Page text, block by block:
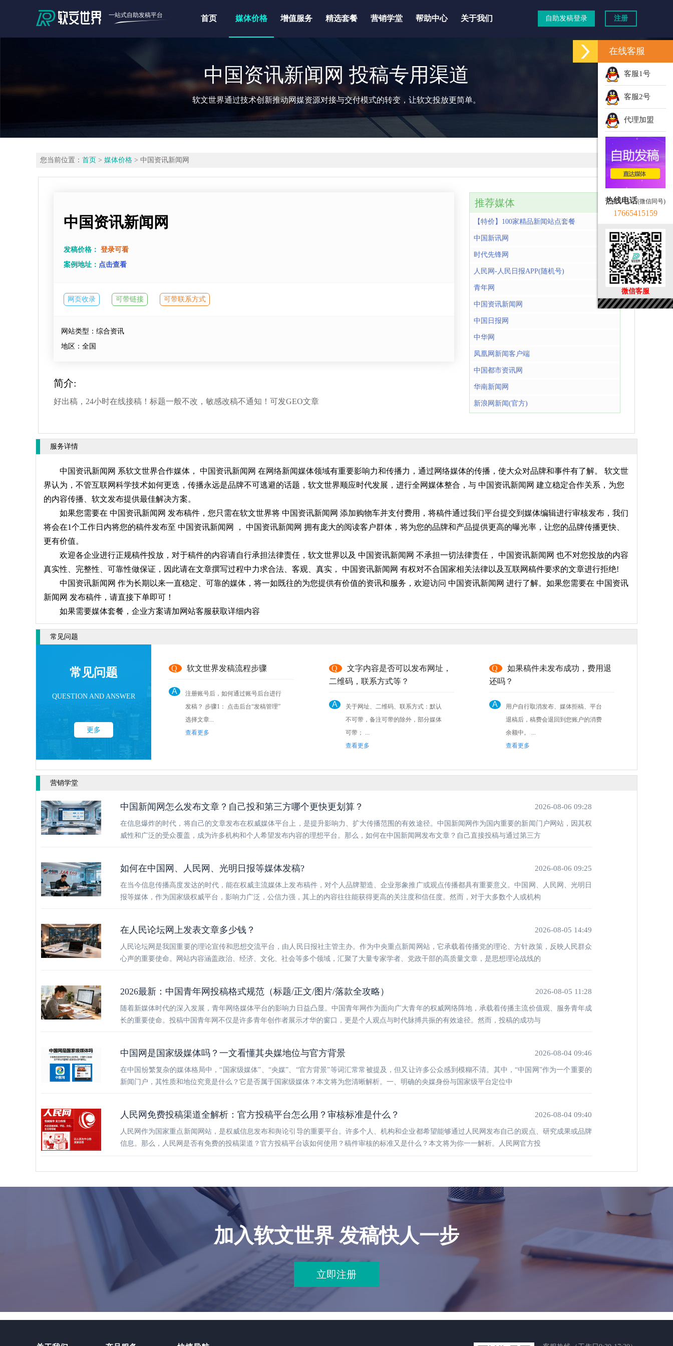
一站式自助发稿平台 首页 媒体价格 增值服务 精选套餐 营销学堂 帮助中心 关于我们 自助发稿登录 注册
中国资讯新闻网 投稿专用渠道
软文世界通过技术创新推动网媒资源对接与交付模式的转变，让软文投放更简单。
您当前位置： 首页 > 媒体价格 > 中国资讯新闻网
中国资讯新闻网
发稿价格： 登录可看
案例地址： 点击查看
网页收录 可带链接 可带联系方式
网站类型：综合资讯
地区：全国
简介:
好出稿，24小时在线接稿！标题一般不改，敏感改稿不通知！可发GEO文章
推荐媒体
【特价】100家精品新闻站点套餐
中国新讯网
时代先锋网
人民网-人民日报APP(随机号)
青年网
中国资讯新闻网
中国日报网
中华网
凤凰网新闻客户端
中国都市资讯网
华南新闻网
新浪网新闻(官方)
服务详情
中国资讯新闻网 系软文世界合作媒体， 中国资讯新闻网 在网络新闻媒体领域有重要影响力和传播力，通过网络媒体的传播，使大众对品牌和事件有了解。 软文世
界认为，不管互联网科学技术如何更迭，传播永远是品牌不可逃避的话题，软文世界顺应时代发展，进行全网媒体整合，与 中国资讯新闻网 建立稳定合作关系，为您
的内容传播、软文发布提供最佳解决方案。
如果您需要在 中国资讯新闻网 发布稿件，您只需在软文世界将 中国资讯新闻网 添加购物车并支付费用，将稿件通过我们平台提交到媒体编辑进行审核发布，我们
将会在1个工作日内将您的稿件发布至 中国资讯新闻网 ， 中国资讯新闻网 拥有庞大的阅读客户群体，将为您的品牌和产品提供更高的曝光率，让您的品牌传播更快、
更有价值。
欢迎各企业进行正规稿件投放，对于稿件的内容请自行承担法律责任，软文世界以及 中国资讯新闻网 不承担一切法律责任， 中国资讯新闻网 也不对您投放的内容
真实性、完整性、可靠性做保证，因此请在文章撰写过程中力求合法、客观、真实， 中国资讯新闻网 有权对不合国家相关法律以及互联网稿件要求的文章进行拒绝!
中国资讯新闻网 作为长期以来一直稳定、可靠的媒体，将一如既往的为您提供有价值的资讯和服务，欢迎访问 中国资讯新闻网 进行了解。如果您需要在 中国资讯
新闻网 发布稿件，请直接下单即可！
如果需要媒体套餐，企业方案请加网站客服获取详细内容
常见问题
常见问题
QUESTION AND ANSWER
更多
Q 软文世界发稿流程步骤
A
注册账号后，如何通过账号后台进行
发稿？ 步骤1： 点击后台“发稿管理”
选择文章...
查看更多
Q
文字内容是否可以发布网址，
二维码，联系方式等？
A
关于网址、二维码、联系方式：默认
不可带，备注可带的除外，部分媒体
可带； ...
查看更多
Q
如果稿件未发布成功，费用退
还吗？
A
用户自行取消发布、媒体拒稿、平台
退稿后，稿费会退回到您账户的消费
余额中。 ...
查看更多
营销学堂
中国新闻网怎么发布文章？自己投和第三方哪个更快更划算？ 2026-08-06 09:28
在信息爆炸的时代，将自己的文章发布在权威媒体平台上，是提升影响力、扩大传播范围的有效途径。中国新闻网作为国内重要的新闻门户网站，因其权
威性和广泛的受众覆盖，成为许多机构和个人希望发布内容的理想平台。那么，如何在中国新闻网发布文章？自己直接投稿与通过第三方
如何在中国网、人民网、光明日报等媒体发稿? 2026-08-06 09:25
在当今信息传播高度发达的时代，能在权威主流媒体上发布稿件，对个人品牌塑造、企业形象推广或观点传播都具有重要意义。中国网、人民网、光明日
报等媒体，作为国家级权威平台，影响力广泛，公信力强，其上的内容往往能获得更高的关注度和信任度。然而，对于大多数个人或机构
在人民论坛网上发表文章多少钱？ 2026-08-05 14:49
人民论坛网是我国重要的理论宣传和思想交流平台，由人民日报社主管主办。作为中央重点新闻网站，它承载着传播党的理论、方针政策，反映人民群众
心声的重要使命。网站内容涵盖政治、经济、文化、社会等多个领域，汇聚了大量专家学者、党政干部的高质量文章，是思想理论战线的
2026最新：中国青年网投稿格式规范（标题/正文/图片/落款全攻略） 2026-08-05 11:28
随着新媒体时代的深入发展，青年网络媒体平台的影响力日益凸显。中国青年网作为面向广大青年的权威网络阵地，承载着传播主流价值观、服务青年成
长的重要使命。投稿中国青年网不仅是许多青年创作者展示才华的窗口，更是个人观点与时代脉搏共振的有效途径。然而，投稿的成功与
中国网是国家级媒体吗？一文看懂其央媒地位与官方背景 2026-08-04 09:46
在中国纷繁复杂的媒体格局中，“国家级媒体”、“央媒”、“官方背景”等词汇常常被提及，但又让许多公众感到模糊不清。其中，“中国网”作为一个重要的
新闻门户，其性质和地位究竟是什么？它是否属于国家级媒体？本文将为您清晰解析。一、明确的央媒身份与国家级平台定位中
人民网免费投稿渠道全解析：官方投稿平台怎么用？审核标准是什么？ 2026-08-04 09:40
人民网作为国家重点新闻网站，是权威信息发布和舆论引导的重要平台。许多个人、机构和企业都希望能够通过人民网发布自己的观点、研究成果或品牌
信息。那么，人民网是否有免费的投稿渠道？官方投稿平台该如何使用？稿件审核的标准又是什么？本文将为你一一解析。人民网官方投
加入软文世界 发稿快人一步
立即注册
在线客服
客服1号
客服2号
代理加盟
热线电话(微信同号)
17665415159
微信客服